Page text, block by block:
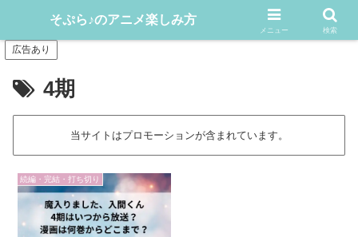
アニメや漫画をどんどん楽しむ情報発信サイト
広告あり
4期
当サイトはプロモーションが含まれています。
続編・完結・打ち切り
そぷら♪のアニメ楽しみ方
メニュー 検索